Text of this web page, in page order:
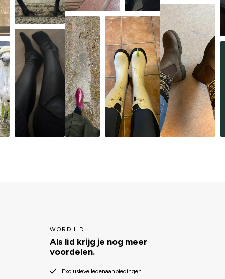
WORD LID
Als lid krijg je nog meer
voordelen.
Exclusieve ledenaanbiedingen